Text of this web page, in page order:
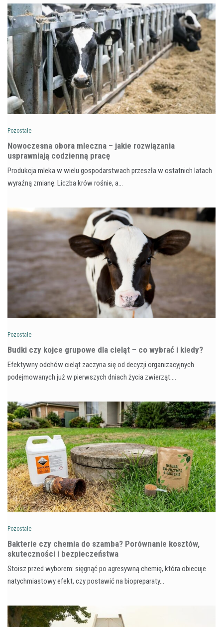
Pozostałe
Nowoczesna obora mleczna – jakie rozwiązania
usprawniają codzienną pracę
Produkcja mleka w wielu gospodarstwach przeszła w ostatnich latach
wyraźną zmianę. Liczba krów rośnie, a…
Pozostałe
Budki czy kojce grupowe dla cieląt – co wybrać i kiedy?
Efektywny odchów cieląt zaczyna się od decyzji organizacyjnych
podejmowanych już w pierwszych dniach życia zwierząt.…
Pozostałe
Bakterie czy chemia do szamba? Porównanie kosztów,
skuteczności i bezpieczeństwa
Stoisz przed wyborem: sięgnąć po agresywną chemię, która obiecuje
natychmiastowy efekt, czy postawić na biopreparaty…